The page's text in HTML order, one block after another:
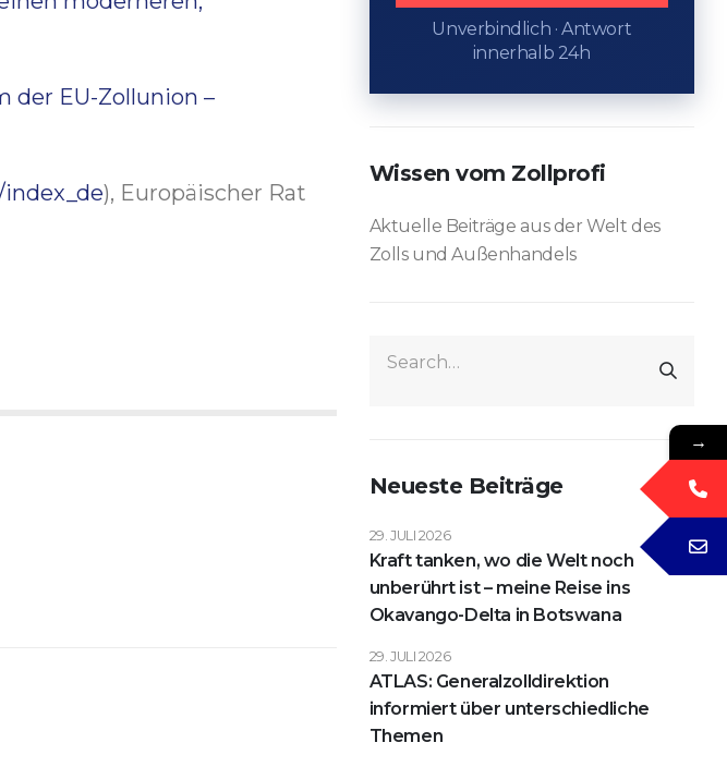
der EU-Zollunion –
), Europäischer Rat
Unverbindlich · Antwort
innerhalb 24h
Wissen vom Zollprofi
Aktuelle Beiträge aus der Welt des
Zolls und Außenhandels
Neueste Beiträge
Kraft tanken, wo die Welt noch
unberührt ist – meine Reise ins
Okavango-Delta in Botswana
29. JULI 2026
ATLAS: Generalzolldirektion
informiert über unterschiedliche
Themen
29. JULI 2026
→